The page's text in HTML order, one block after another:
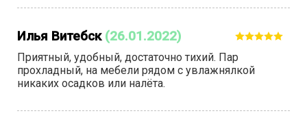
Илья Витебск (26.01.2022)
Приятный, удобный, достаточно тихий. Пар
прохладный, на мебели рядом с увлажнялкой
никаких осадков или налёта.